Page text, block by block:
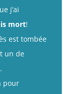
j’ai
mort!
est tombée
un de
pour